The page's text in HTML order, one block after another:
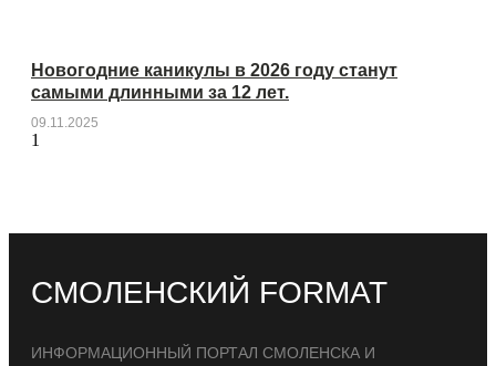
Новогодние каникулы в 2026 году станут
самыми длинными за 12 лет.
09.11.2025
СМОЛЕНСКИЙ FORMAT
ИНФОРМАЦИОННЫЙ ПОРТАЛ СМОЛЕНСКА И